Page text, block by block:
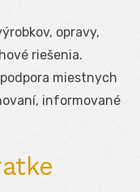
opravy,
riešenia.
miestnych
informované